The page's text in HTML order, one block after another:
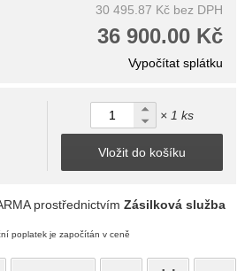
30 495.87 Kč bez DPH
36 900.00 Kč
Vypočítat splátku
× 1 ks
Vložit do košíku
prostřednictvím Zásilková služba
poplatek je započítán v ceně